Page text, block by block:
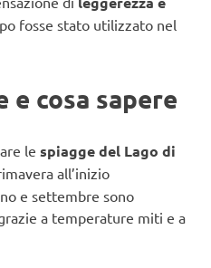
fosse stato utilizzato nel
e cosa sapere
le spiagge del Lago di
all’inizio
e settembre sono
a temperature miti e a